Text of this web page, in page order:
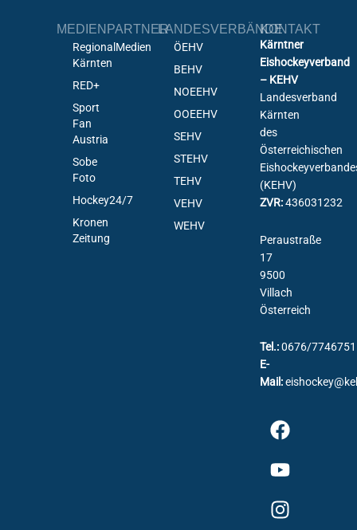
MEDIENPARTNER
RegionalMedien
Kärnten
RED+
Sport
Fan
Austria
Sobe
Foto
Hockey24/7
Kronen
Zeitung
LANDESVERBÄNDE
ÖEHV
BEHV
NOEEHV
OOEEHV
SEHV
STEHV
TEHV
VEHV
WEHV
KONTAKT
Kärntner
Eishockeyverband
– KEHV
Landesverband
Kärnten
des
Österreichischen
(KEHV)
ZVR:436031232
Peraustraße
17
9500
Villach
Österreich
Tel.:0676/7746751
E-
Mail: